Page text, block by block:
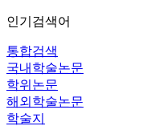
인기검색어
통합검색
국내학술논문
학위논문
해외학술논문
학술지